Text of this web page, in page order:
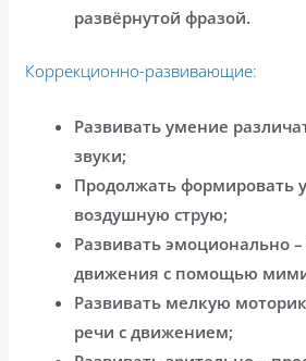
развёрнутой фразой.
Коррекционно-развивающие:
Развивать умение
звуки;
Продолжать формировать
воздушную струю;
Развивать эмоционально
движения с помощью
Развивать мелкую
речи с движением;